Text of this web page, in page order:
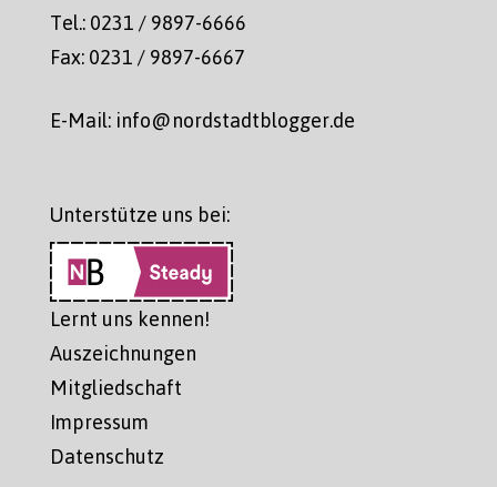
Tel.: 0231 / 9897-6666
Fax: 0231 / 9897-6667
E-Mail: info@nordstadtblogger.de
Unterstütze uns bei:
Lernt uns kennen!
Auszeichnungen
Mitgliedschaft
Impressum
Datenschutz